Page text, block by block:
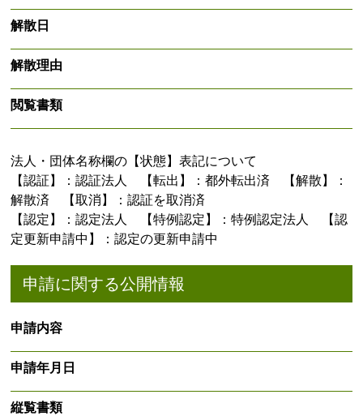
解散日
解散理由
閲覧書類
法人・団体名称欄の【状態】表記について
【認証】：認証法人 【転出】：都外転出済 【解散】：
解散済 【取消】：認証を取消済
【認定】：認定法人 【特例認定】：特例認定法人 【認
定更新申請中】：認定の更新申請中
申請に関する公開情報
申請内容
申請年月日
縦覧書類